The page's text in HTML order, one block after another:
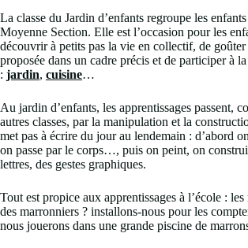
La classe du Jardin d’enfants regroupe les
Moyenne Section. Elle est l’occasion pour les
découvrir à petits pas la vie en collectif, de
proposée dans un cadre précis et de participer à
: jardin, cuisine…
Au jardin d’enfants, les apprentissages passent,
autres classes, par la manipulation et la
met pas à écrire du jour au lendemain : d’abord
on passe par le corps…, puis on peint, on
lettres, des gestes graphiques.
Tout est propice aux apprentissages à l’école :
des marronniers ? installons-nous pour les
nous jouerons dans une grande piscine de